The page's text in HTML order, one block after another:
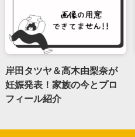
岸田タツヤ＆高木由梨奈が
妊娠発表！家族の今とプロ
フィール紹介